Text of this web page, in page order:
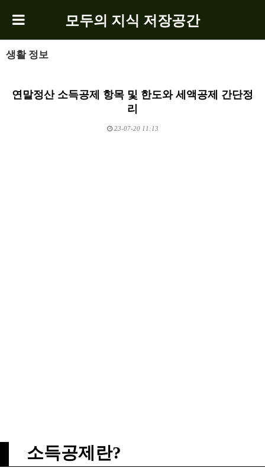
모두의 지식 저장공간
생활 정보
연말정산 소득공제 항목 및 한도와 세액공제 간단정
리
23-07-20 11:13
소득공제란?